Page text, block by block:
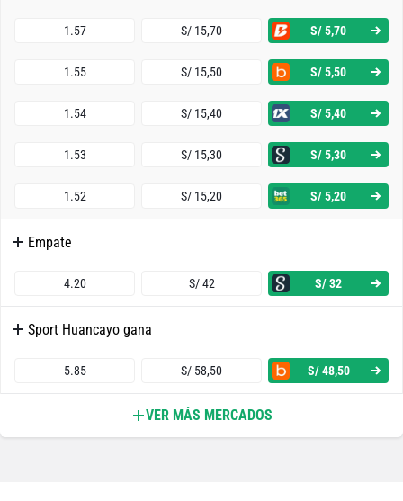
1.57 S/ 15,70 S/ 5,70
1.55 S/ 15,50 S/ 5,50
1.54 S/ 15,40 S/ 5,40
1.53 S/ 15,30 S/ 5,30
1.52 S/ 15,20 S/ 5,20
Empate
4.20 S/ 42 S/ 32
Sport Huancayo gana
5.85 S/ 58,50 S/ 48,50
Ambos Equipos Anotan - SíVER MÁS MERCADOS